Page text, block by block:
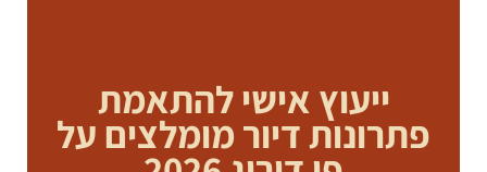
ייעוץ אישי להתאמת
פתרונות דיור מומלצים על